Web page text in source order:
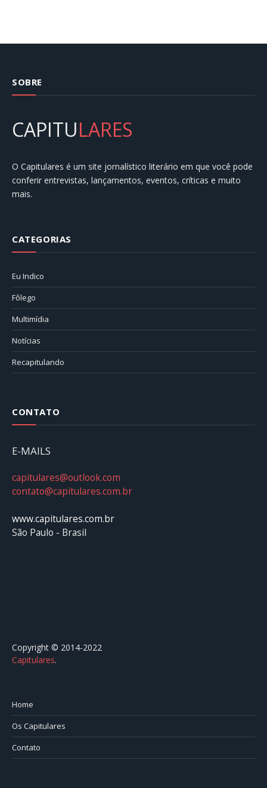
SOBRE
CAPITULARES
O Capitulares é um site jornalístico literário em que você pode
conferir entrevistas, lançamentos, eventos, críticas e muito
mais.
CATEGORIAS
Eu Indico
Fôlego
Multimídia
Notícias
Recapitulando
CONTATO
E-MAILS
capitulares@outlook.com
contato@capitulares.com.br
www.capitulares.com.br
São Paulo - Brasil
Copyright © 2014-2022
Capitulares.⠀⠀⠀⠀⠀⠀⠀⠀⠀⠀⠀⠀⠀⠀⠀⠀⠀⠀⠀⠀⠀⠀⠀⠀⠀⠀⠀
Home
Os Capitulares
Contato